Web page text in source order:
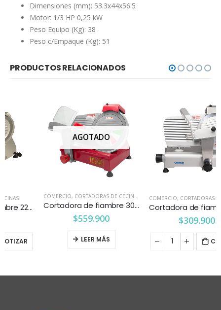
Dimensiones (mm): 53.3x44x56.5
Motor: 1/3 HP 0,25 kW
Peso Equipo (Kg): 38
Peso c/Empaque (Kg): 51
PRODUCTOS RELACIONADOS
AGOTADO
COMERCIO CORTADORAS DE CECINAS
Cortadora de fiambre 300 mm c/teflon Pareti-Kitchenette
559.900
LEER MÁS
COMERCIO CORTADORAS DE CECINAS
Cortadora de fiambre 220 mm. Ventus
309.900
COTIZAR